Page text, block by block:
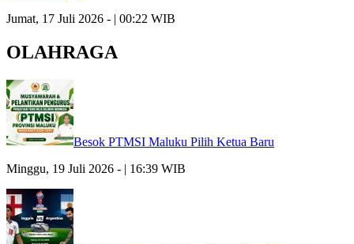
Jumat, 17 Juli 2026 - | 00:22 WIB
OLAHRAGA
Besok PTMSI Maluku Pilih Ketua Baru
Minggu, 19 Juli 2026 - | 16:39 WIB